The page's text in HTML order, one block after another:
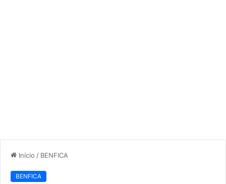
Início / BENFICA
BENFICA